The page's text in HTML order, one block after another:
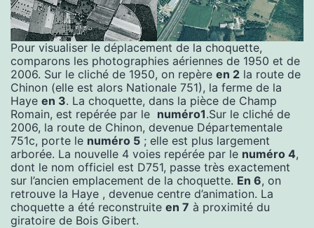
Pour visualiser le déplacement de la choquette,
comparons les photographies aériennes de 1950 et de
2006. Sur le cliché de 1950, on repère en 2 la route de
Chinon (elle est alors Nationale 751), la ferme de la
Haye en 3. La choquette, dans la pièce de Champ
Romain, est repérée par le numéro1.Sur le cliché de
2006, la route de Chinon, devenue Départementale
751c, porte le numéro 5 ; elle est plus largement
arborée. La nouvelle 4 voies repérée par le numéro 4,
dont le nom officiel est D751, passe très exactement
sur l’ancien emplacement de la choquette. En 6, on
retrouve la Haye , devenue centre d’animation. La
choquette a été reconstruite en 7 à proximité du
giratoire de Bois Gibert.